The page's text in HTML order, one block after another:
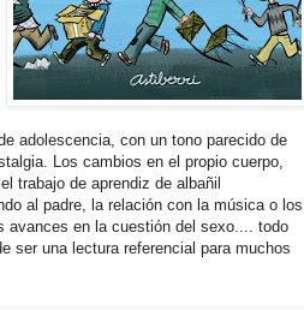
adolescencia, con un tono parecido de
Los cambios en el propio cuerpo,
trabajo de aprendiz de albañil
al padre, la relación con la música o los
avances en la cuestión del sexo.... todo
ser una lectura referencial para muchos